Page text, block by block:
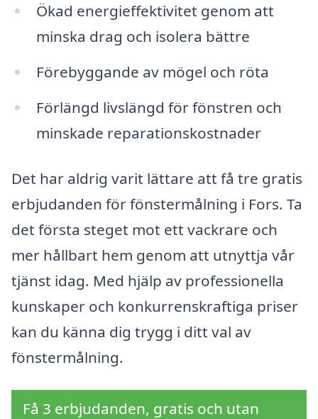
Ökad energieffektivitet genom att
minska drag och isolera bättre
Förebyggande av mögel och röta
Förlängd livslängd för fönstren och
minskade reparationskostnader
Det har aldrig varit lättare att få tre gratis
erbjudanden för fönstermålning i Fors. Ta
det första steget mot ett vackrare och
mer hållbart hem genom att utnyttja vår
tjänst idag. Med hjälp av professionella
kunskaper och konkurrenskraftiga priser
kan du känna dig trygg i ditt val av
fönstermålning.
Få 3 erbjudanden, gratis och utan